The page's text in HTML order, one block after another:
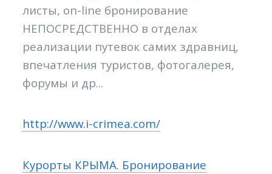
листы, on-line бронирование
НЕПОСРЕДСТВЕННО в отделах
реализации путевок самих здравниц,
впечатления туристов, фотогалерея,
форумы и др...
http://www.i-crimea.com/
Курорты КРЫМА. Бронирование